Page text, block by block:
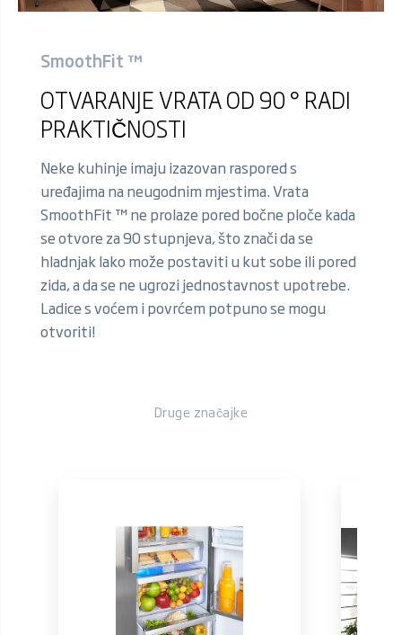
SmoothFit ™
OTVARANJE VRATA OD 90 ° RADI
PRAKTIČNOSTI
Neke kuhinje imaju izazovan raspored s
uređajima na neugodnim mjestima. Vrata
SmoothFit ™ ne prolaze pored bočne ploče kada
se otvore za 90 stupnjeva, što znači da se
hladnjak lako može postaviti u kut sobe ili pored
zida, a da se ne ugrozi jednostavnost upotrebe.
Ladice s voćem i povrćem potpuno se mogu
otvoriti!
Druge značajke